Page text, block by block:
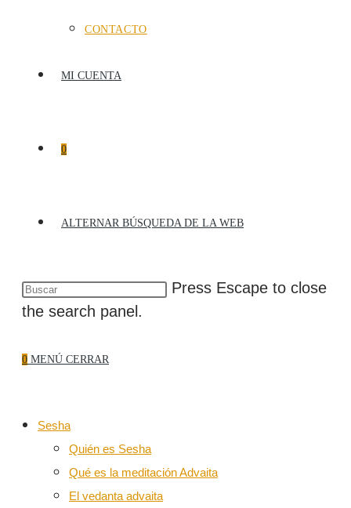
CONTACTO
MI CUENTA
0
ALTERNAR BÚSQUEDA DE LA WEB
Press Escape to close
the search panel.
0 MENÚ CERRAR
Sesha
Quién es Sesha
Qué es la meditación Advaita
El vedanta advaita